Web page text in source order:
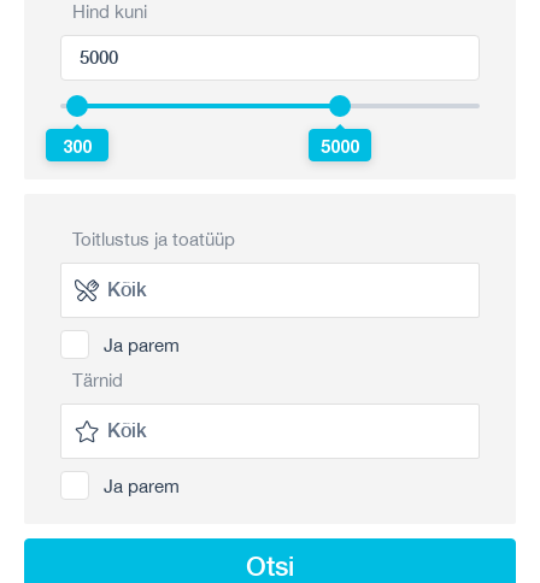
Hind kuni
300 5000
Toitlustus ja toatüüp
Ja parem
Tärnid
Ja parem
Otsi